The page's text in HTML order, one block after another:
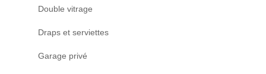
Double vitrage
Draps et serviettes
Garage privé